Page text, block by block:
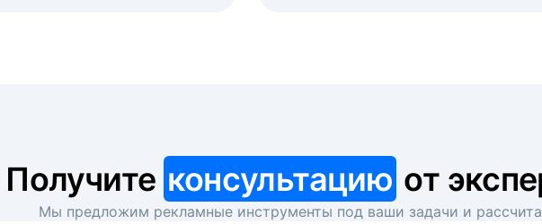
Получите консультацию от
Мы предложим рекламные инструменты под ваши задачи и